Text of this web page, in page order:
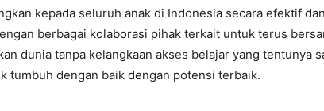
kepada seluruh anak di Indonesia secara efektif
berbagai kolaborasi pihak terkait untuk terus
dunia tanpa kelangkaan akses belajar yang tentunya
tumbuh dengan baik dengan potensi terbaik.